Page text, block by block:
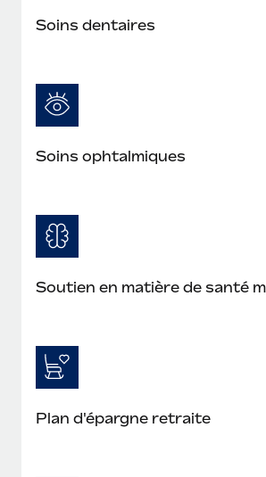
Soins dentaires
Soins ophtalmiques
Soutien en matière de santé
Plan d'épargne retraite